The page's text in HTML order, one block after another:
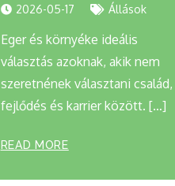
2026-05-17 Állások
Eger és környéke ideális
választás azoknak, akik nem
szeretnének választani család,
fejlődés és karrier között. […]
READ MORE